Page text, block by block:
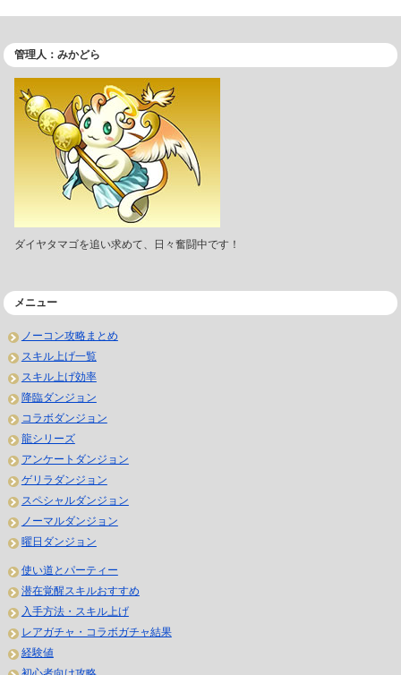
管理人：みかどら
ダイヤタマゴを追い求めて、日々奮闘中です！
メニュー
ノーコン攻略まとめ
スキル上げ一覧
スキル上げ効率
降臨ダンジョン
コラボダンジョン
龍シリーズ
アンケートダンジョン
ゲリラダンジョン
スペシャルダンジョン
ノーマルダンジョン
曜日ダンジョン
使い道とパーティー
潜在覚醒スキルおすすめ
入手方法・スキル上げ
レアガチャ・コラボガチャ結果
経験値